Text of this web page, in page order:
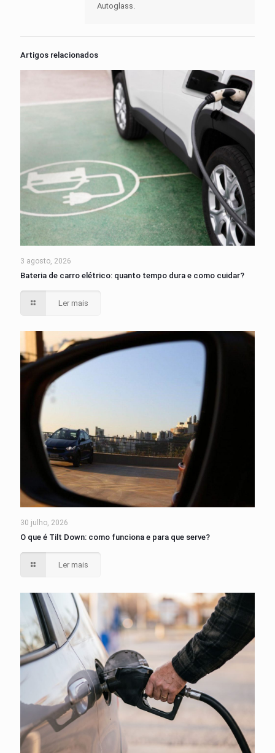
Autoglass.
Artigos relacionados
3 agosto, 2026
Bateria de carro elétrico: quanto tempo dura e como cuidar?
Ler mais
30 julho, 2026
O que é Tilt Down: como funciona e para que serve?
Ler mais